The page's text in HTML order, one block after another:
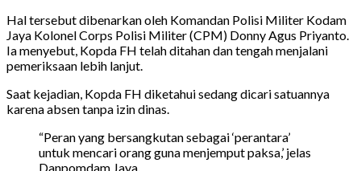
Hal tersebut dibenarkan oleh Komandan Polisi Militer Kodam
Jaya Kolonel Corps Polisi Militer (CPM) Donny Agus Priyanto.
Ia menyebut, Kopda FH telah ditahan dan tengah menjalani
pemeriksaan lebih lanjut.
Saat kejadian, Kopda FH diketahui sedang dicari satuannya
karena absen tanpa izin dinas.
“Peran yang bersangkutan sebagai ‘perantara’
untuk mencari orang guna menjemput paksa,’ jelas
Danpomdam Jaya.